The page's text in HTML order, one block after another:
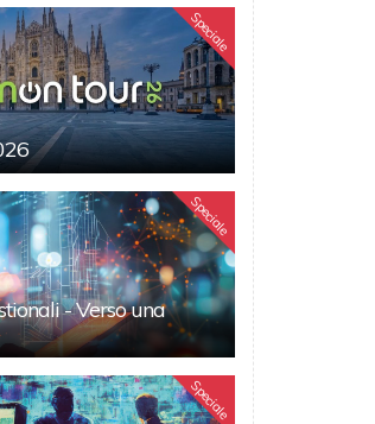
Speciale
Speciale
- Verso una
Speciale